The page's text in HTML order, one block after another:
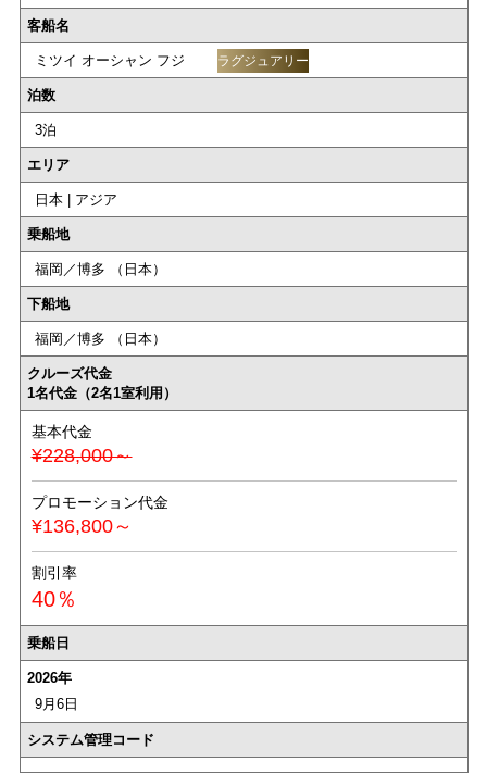
客船名
ミツイ オーシャン フジ ラグジュアリー
泊数
3泊
エリア
日本 | アジア
乗船地
福岡／博多 （日本）
下船地
福岡／博多 （日本）
クルーズ代金
1名代金（2名1室利用）
基本代金
¥228,000～
プロモーション代金
¥136,800～
割引率
40％
乗船日
2026年
9月6日
システム管理コード